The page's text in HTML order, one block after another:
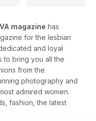
magazine has
for the lesbian
and loyal
to bring you all the
from the
photography and
admired women.
fashion, the latest